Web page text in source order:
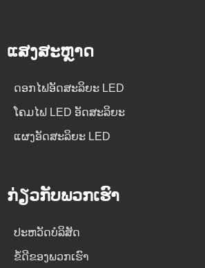
ແສງສະຫຼາດ
ດອກໄຟອັດສະລິຍະ LED
ໂຄມໄຟ LED ອັດສະລິຍະ
ແຜງອັດສະລິຍະ LED
ກ່ຽວ​ກັບ​ພວກ​ເຮົາ
ປະ​ຫວັດ​ບໍ​ລິ​ສັດ
ຂໍ້ດີຂອງພວກເຮົາ